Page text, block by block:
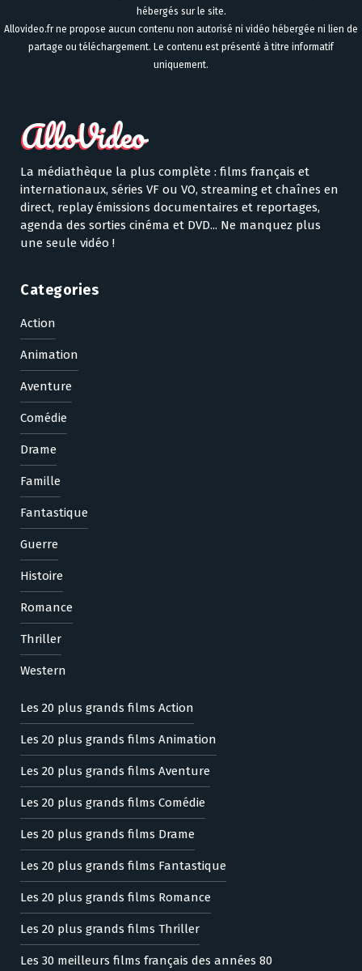
hébergés sur le site.
Allovideo.fr ne propose aucun contenu non autorisé ni vidéo hébergée ni lien de
partage ou téléchargement. Le contenu est présenté à titre informatif
uniquement.
La médiathèque la plus complète : films français et
internationaux, séries VF ou VO, streaming et chaînes en
direct, replay émissions documentaires et reportages,
agenda des sorties cinéma et DVD... Ne manquez plus
une seule vidéo !
Categories
Action
Animation
Aventure
Comédie
Drame
Famille
Fantastique
Guerre
Histoire
Romance
Thriller
Western
Les 20 plus grands films Action
Les 20 plus grands films Animation
Les 20 plus grands films Aventure
Les 20 plus grands films Comédie
Les 20 plus grands films Drame
Les 20 plus grands films Fantastique
Les 20 plus grands films Romance
Les 20 plus grands films Thriller
Les 30 meilleurs films français des années 80